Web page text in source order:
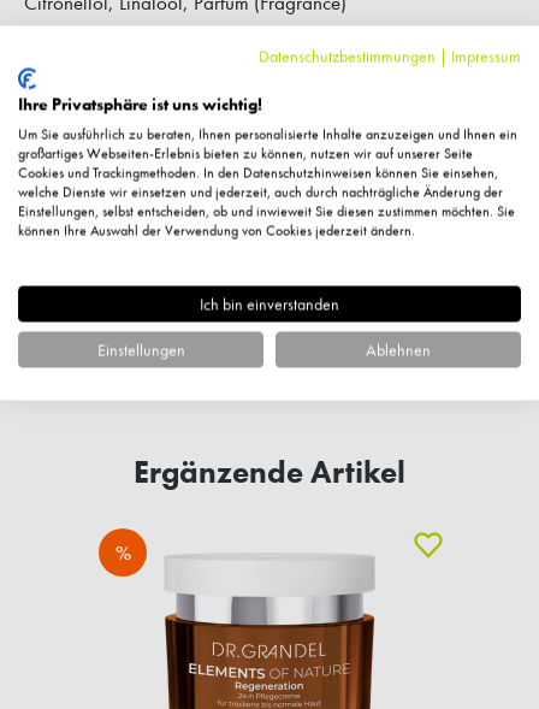
Hersteller-Kontaktinformationen
Kundenbewertungen
Fragen zum Artikel?
Ergänzende Artikel
%
Datenschutzbestimmungen | Impressum
Ihre Privatsphäre ist uns wichtig!
Um Sie ausführlich zu beraten, Ihnen personalisierte Inhalte anzuzeigen und Ihnen ein
großartiges Webseiten-Erlebnis bieten zu können, nutzen wir auf unserer Seite
Cookies und Trackingmethoden. In den Datenschutzhinweisen können Sie einsehen,
welche Dienste wir einsetzen und jederzeit, auch durch nachträgliche Änderung der
Einstellungen, selbst entscheiden, ob und inwieweit Sie diesen zustimmen möchten. Sie
können Ihre Auswahl der Verwendung von Cookies jederzeit ändern.
Ich bin einverstanden
Einstellungen Ablehnen